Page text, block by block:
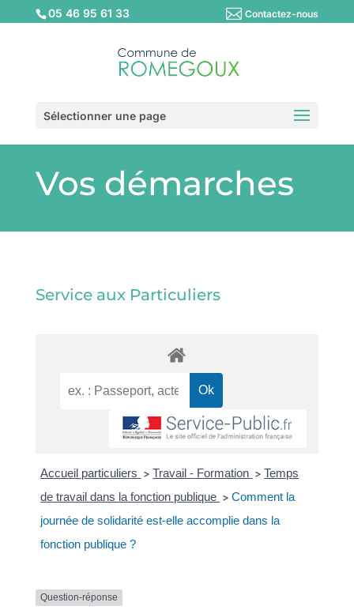
05 46 95 61 33 Contactez-nous
Sélectionner une page
Vos démarches
Service aux Particuliers
Accueil particuliers > Travail - Formation > Temps
de travail dans la fonction publique > Comment la
journée de solidarité est-elle accomplie dans la
fonction publique ?
Question-réponse